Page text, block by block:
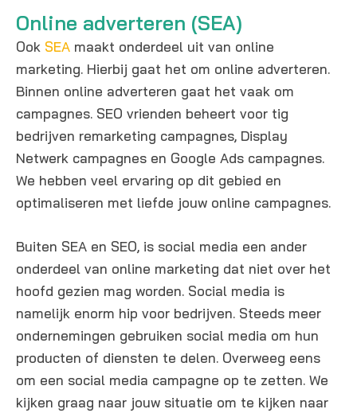
ing
waari
goed
meed
acht
over
versc
de
vraag
ken
en
alles
helde
uitle
gde.E
r is
ontz
Online adverteren (SEA)
Ook SEA maakt onderdeel uit van online
marketing. Hierbij gaat het om online adverteren.
Binnen online adverteren gaat het vaak om
campagnes. SEO vrienden beheert voor tig
bedrijven remarketing campagnes, Display
Netwerk campagnes en Google Ads campagnes.
We hebben veel ervaring op dit gebied en
optimaliseren met liefde jouw online campagnes.
Buiten SEA en SEO, is social media een ander
onderdeel van online marketing dat niet over het
hoofd gezien mag worden. Social media is
namelijk enorm hip voor bedrijven. Steeds meer
ondernemingen gebruiken social media om hun
producten of diensten te delen. Overweeg eens
om een social media campagne op te zetten. We
kijken graag naar jouw situatie om te kijken naar